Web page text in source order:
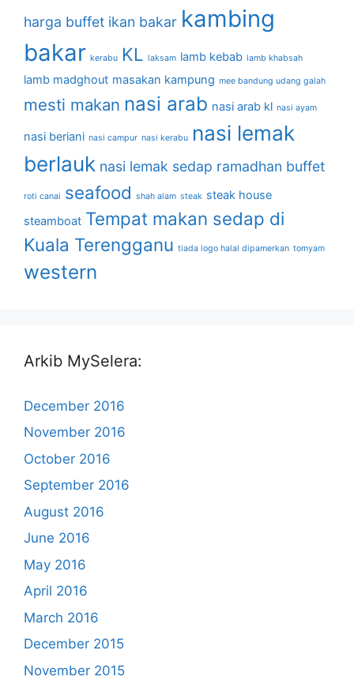
harga buffet ikan bakar kambing
bakar kerabu KL laksam lamb kebab lamb khabsah
lamb madghout masakan kampung mee bandung udang galah
mesti makan nasi arab nasi arab kl nasi ayam
nasi beriani nasi campur nasi kerabu nasi lemak
berlauk nasi lemak sedap ramadhan buffet
roti canai seafood shah alam steak steak house
steamboat Tempat makan sedap di
Kuala Terengganu tiada logo halal dipamerkan tomyam
western
Arkib MySelera:
December 2016
November 2016
October 2016
September 2016
August 2016
June 2016
May 2016
April 2016
March 2016
December 2015
November 2015